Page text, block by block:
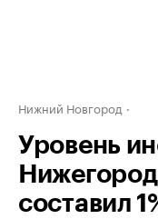
Нижний Новгород
Уровень
составил